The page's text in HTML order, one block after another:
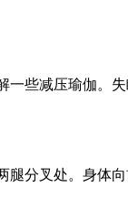
些减压瑜伽。
分叉处。身体